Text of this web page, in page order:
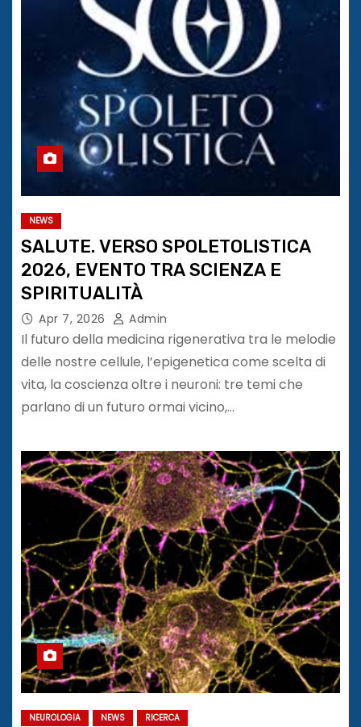
NEWS
SALUTE. VERSO SPOLETOLISTICA
2026, EVENTO TRA SCIENZA E
SPIRITUALITÀ
Apr 7, 2026 Admin
Il futuro della medicina rigenerativa tra le melodie
delle nostre cellule, l’epigenetica come scelta di
vita, la coscienza oltre i neuroni: tre temi che
parlano di un futuro ormai vicino,…
NEUROLOGIA NEWS RICERCA